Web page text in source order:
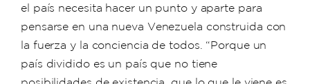
el país necesita hacer un punto y aparte para
pensarse en una nueva Venezuela construida con
la fuerza y la conciencia de todos. “Porque un
país dividido es un país que no tiene